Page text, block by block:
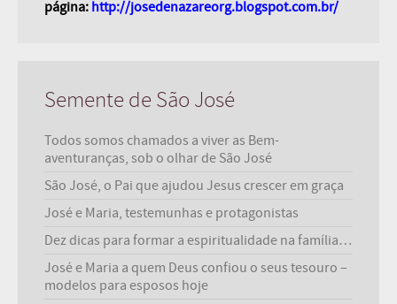
página: http://josedenazareorg.blogspot.com.br/
Semente de São José
Todos somos chamados a viver as Bem-
aventuranças, sob o olhar de São José
São José, o Pai que ajudou Jesus crescer em graça
José e Maria, testemunhas e protagonistas
Dez dicas para formar a espiritualidade na família…
José e Maria a quem Deus confiou o seus tesouro –
modelos para esposos hoje